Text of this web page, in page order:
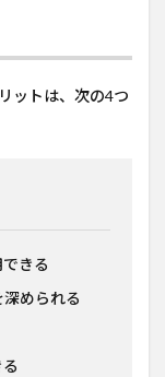
ットは、次の4つ
きる
められる